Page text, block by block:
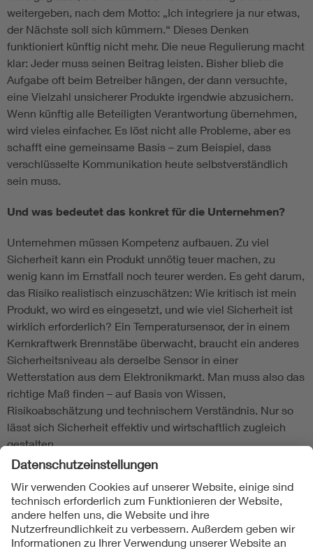
weitergeben, nach dem Motto: „Ich integriere ja nur etwas,
der Nächste soll sich kümmern.“ Dieses Denken
funktioniert künftig nicht mehr. Die neue Regulierung macht
klar: Jeder muss seinen Beitrag leisten. Bisher blieb die
Aufgabe oft beim Betreiber hängen, der dann versuchte,
eine Vielzahl unsicherer Produkte irgendwie abzusichern.
Wenn künftig alle Beteiligten Verantwortung übernehmen,
wird vieles einfacher. Es löst nicht alle Probleme, aber es
schafft eine gemeinsame Basis – zum Beispiel, dass
verschlüsselte Kommunikation heute selbstverständlich
sein muss.
Und was bedeutet das konkret für die Unternehmen?
Unternehmen müssen Kompetenz aufbauen. Zu viel
Sicherheit kann ein Produkt unnötig teuer machen, zu
wenig kann im Ernstfall noch teurer werden. Es geht darum,
das Risiko realistisch einzuschätzen: Wie kritisch ist mein
Produkt, wo wird es eingesetzt, und wie viel Sicherheit ist
wirklich erforderlich? Ein Temperatursensor, der in einem
Kernkraftwerk Brennstäbe überwacht, braucht ein anderes
Sicherheitsniveau als derselbe Sensor in einer
Wetterstation aus dem Elektronikmarkt. Man muss also das
richtige Maß finden – auf Basis von Wissen,
Risikoabschätzung und technischem Verständnis. Nur so
lässt sich Sicherheit effektiv und wirtschaftlich zugleich
gestalten.
Folgen Sie uns